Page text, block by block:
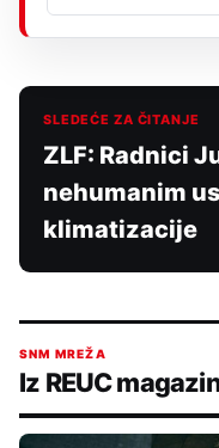
SLEDEĆE ZA ČITANJE
ZLF: Radnici
nehumanim
klimatizacije
SNM MREŽA
Iz REUC